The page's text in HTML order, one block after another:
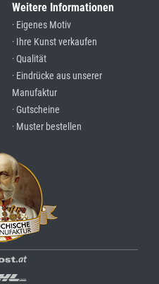
Weitere Informationen
· Eigenes Motiv
· Ihre Kunst verkaufen
· Qualität
· Eindrücke aus unserer
Manufaktur
· Gutscheine
· Muster bestellen